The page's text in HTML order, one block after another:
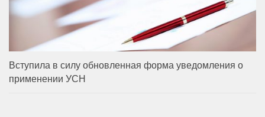
Вступила в силу обновленная форма уведомления о
применении УСН